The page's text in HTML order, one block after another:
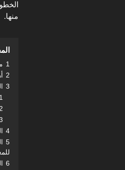
منها.
1
2
3
4
5
6